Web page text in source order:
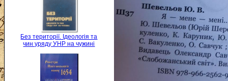
Без території. Ідеологія та
чин уряду УНР на чужині